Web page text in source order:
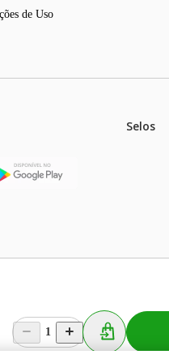
1
de Uso
Selos
prévio. Fast Shop S. A.
Selecionar os Cookies